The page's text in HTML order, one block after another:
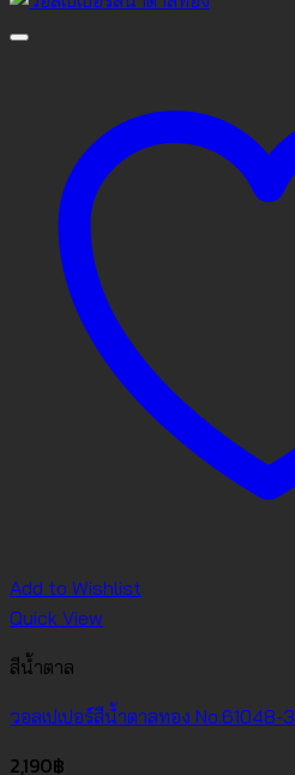
Add to Wishlist
Quick View
สีน้ำตาล
วอลเปเปอร์สีน้ำตาลทอง No.61048-3
2,190฿